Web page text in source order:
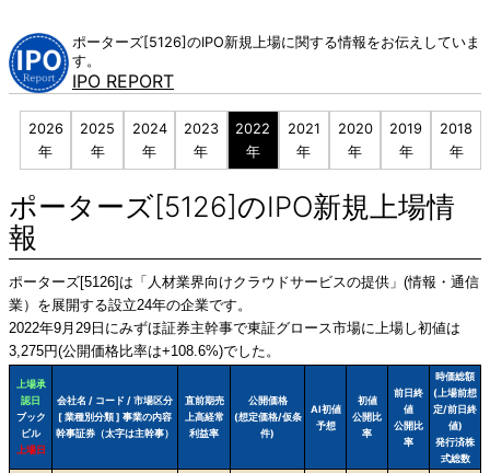
content
ポーターズ[5126]のIPO新規上場に関する情報をお伝えしていま
す。
IPO REPORT
2026
年
2025
年
2024
年
2023
年
2022
年
2021
年
2020
年
2019
年
2018
年
ポーターズ[5126]のIPO新規上場情
報
ポーターズ[5126]は「人材業界向けクラウドサービスの提供」(情報・通信
業）を展開する設立24年の企業です。
2022年9月29日にみずほ証券主幹事で東証グロース市場に上場し初値は
3,275円(公開価格比率は+108.6%)でした。
上場承
認日
ブック
ビル
上場日
会社名 / コード / 市場区分
[ 業種別分類 ] 事業の内容
幹事証券（太字は主幹事）
直前期売
上高経常
利益率
公開価格
(想定価格/仮条
件)
AI初値
予想
初値
公開比
率
前日終
値
公開比
率
時価総額
(上場前想
定/前日終
値)
発行済株
式総数